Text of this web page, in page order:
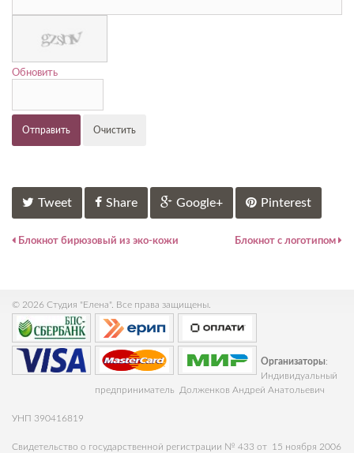
Обновить
Отправить Очистить
Tweet Share Google+ Pinterest
Блокнот бирюзовый из эко-кожи Блокнот c логотипом
© 2026 Студия "Елена". Все права защищены.
Организаторы:
Индивидуальный
предприниматель Долженков Андрей Анатольевич
УНП 390416819
Свидетельство о государственной регистрации № 433 от 15 ноября 2006